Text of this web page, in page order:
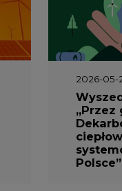
2026-05-
„Przez
Polsce”